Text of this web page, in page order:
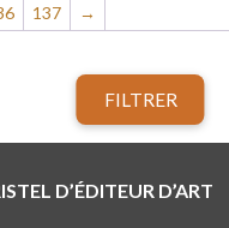
137 →
FILTRER
D’ÉDITEUR D’ART